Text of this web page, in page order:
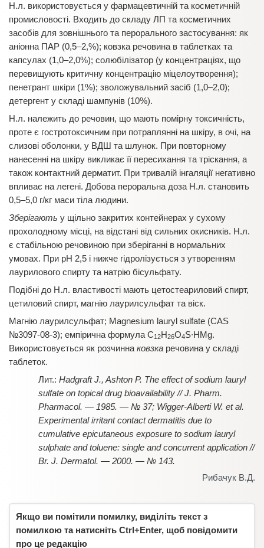
Н.л. використовується у фармацевтичній та косметичній
промисловості. Входить до складу ЛП та косметичних
засобів для зовнішнього та перорального застосування: як
аніонна ПАР (0,5–2,%); ковзка речовина в таблетках та
капсулах (1,0–2,0%); солюбілізатор (у концентраціях, що
перевищують критичну концентрацію міцелоутворення);
пенетрант шкіри (1%); зволожувальний засіб (1,0–2,0);
детергент у складі шампунів (10%).
Н.л. належить до речовин, що мають помірну токсичність,
проте є гостротоксичним при потраплянні на шкіру, в очі, на
слизові оболонки, у ВДШ та шлунок. При повторному
нанесенні на шкіру викликає її пересихання та тріскання, а
також контактний дерматит. При тривалій інгаляції негативно
впливає на легені. Добова пероральна доза Н.л. становить
0,5–5,0 г/кг маси тіла людини.
Зберігають у щільно закритих контейнерах у сухому
прохолодному місці, на відстані від сильних окисників. Н.л.
є стабільною речовиною при зберіганні в нормальних
умовах. При рН 2,5 і нижче гідролізується з утворенням
лаурилового спирту та натрію бісульфату.
Подібні до Н.л. властивості мають цетостеариловий спирт,
цетиловий спирт, магнію лаурилсульфат та віск.
Магнію лаурилсульфат; Magnesium lauryl sulfate (CAS
№3097-08-3); емпірична формула C12H26O4S∙HMg.
Використовується як розчинна ковзка речовина у складі
таблеток.
Hadgraft J., Ashton P. The effect of sodium lauryl
sulfate on topical drug bioavailability // J. Pharm.
Pharmacol. — 1985. — № 37; Wigger-Alberti W. et al.
Experimental irritant contact dermatitis due to
cumulative epicutaneous exposure to sodium lauryl
sulphate and toluene: single and concurrent application //
Br. J. Dermatol. — 2000. — № 143.
Рибачук В.Д.
Якщо ви помітили помилку, виділіть текст з
помилкою та натисніть Ctrl+Enter, щоб повідомити
про це редакцію